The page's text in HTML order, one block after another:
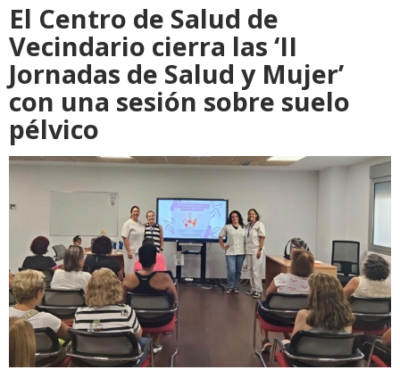
El Centro de Salud de
Vecindario cierra las ‘II
Jornadas de Salud y Mujer’
con una sesión sobre suelo
pélvico